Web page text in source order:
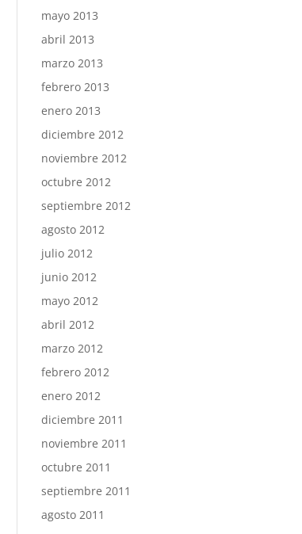
mayo 2013
abril 2013
marzo 2013
febrero 2013
enero 2013
diciembre 2012
noviembre 2012
octubre 2012
septiembre 2012
agosto 2012
julio 2012
junio 2012
mayo 2012
abril 2012
marzo 2012
febrero 2012
enero 2012
diciembre 2011
noviembre 2011
octubre 2011
septiembre 2011
agosto 2011